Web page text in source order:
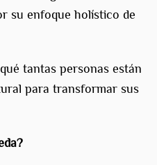
su enfoque holístico de
tantas personas están
para transformar sus